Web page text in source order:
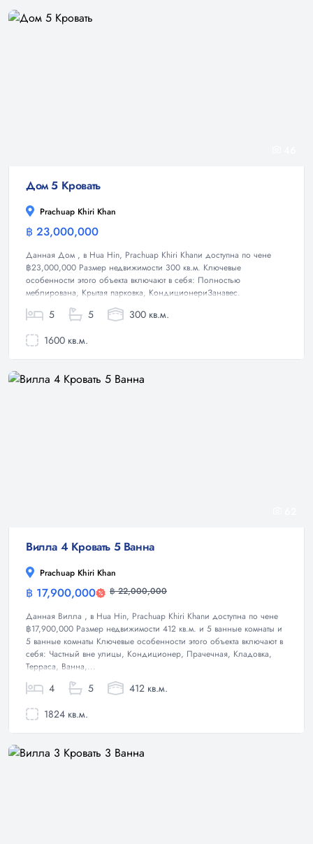
Дом 5 Кровать
Prachuap Khiri Khan
฿ 23,000,000
Данная Дом , в Hua Hin, Prachuap Khiri Khanи доступна по чене
฿23,000,000 Размер недвижимости 300 кв.м. Ключевые
особенности этого объекта включают в себя: Полностью
меблирована, Крытая парковка, КондиционериЗанавес.
5 5
300 кв.м.
1600 кв.м.
Вилла 4 Кровать 5 Ванна
Prachuap Khiri Khan
฿ 17,900,000 ฿ 22,000,000
Данная Вилла , в Hua Hin, Prachuap Khiri Khanи доступна по чене
฿17,900,000 Размер недвижимости 412 кв.м. и 5 ванные комнаты и
5 ванные комнаты Ключевые особенности этого объекта включают в
себя: Частный вне улицы, Кондиционер, Прачечная, Кладовка,
Терраса, Ванна,...
4 5
412 кв.м.
1824 кв.м.